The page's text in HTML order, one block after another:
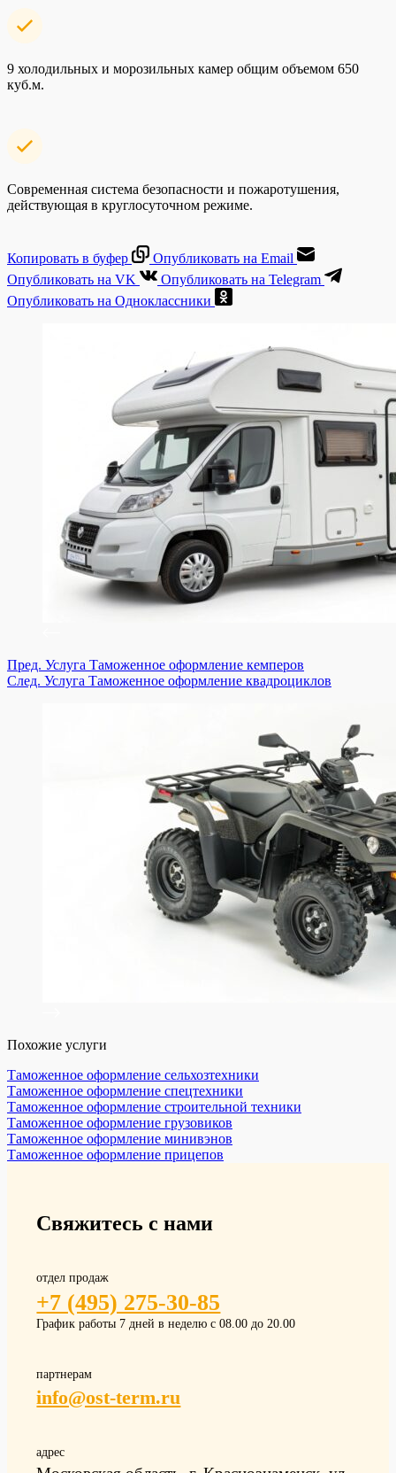
9 холодильных и морозильных камер общим объемом 650
куб.м.
Современная система безопасности и пожаротушения,
действующая в круглосуточном режиме.
Копировать в буфер
Опубликовать на Email
Опубликовать на VK
Опубликовать на Telegram
Опубликовать на Одноклассники
Пред. Услуга Таможенное оформление кемперов
След. Услуга Таможенное оформление квадроциклов
Похожие услуги
Таможенное оформление сельхозтехники
Таможенное оформление спецтехники
Таможенное оформление строительной техники
Таможенное оформление грузовиков
Таможенное оформление минивэнов
Таможенное оформление прицепов
Свяжитесь с нами
отдел продаж
+7 (495) 275-30-85
График работы 7 дней в неделю с 08.00 до 20.00
партнерам
info@ost-term.ru
адрес